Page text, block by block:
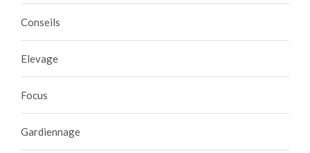
Conseils
Elevage
Focus
Gardiennage